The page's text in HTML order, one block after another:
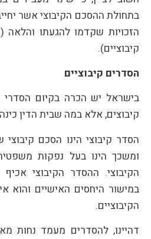
בתחולת ההסכם הקיבוצי אשר
הזכויות שקדמו להגעתו והלאה (
קיבוציים).
הסדרים קיבוציים
בישראל יש הכרה בקיום
קיבוצים, אלא במה שבית הדין
הסדר קיבוצי הינו הסכם
ומשכך הינו בעל נפקות
הקיבוצי. ההסדר הקיבוצי
במישור היחסים האישיים והוא
הקיבוציים.
דהיינו, להסדרים מעמד נחות